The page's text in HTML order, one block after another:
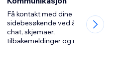
Få kontakt med dine
sidebesøkende ved å bruke
chat, skjemaer,
tilbakemeldinger og mer.